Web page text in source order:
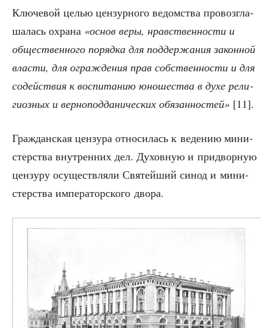
Клю­че­вой целью цен­зур­но­го ведом­ства про­воз­гла­
ша­лась охра­на «основ веры, нрав­ствен­но­сти и
обще­ствен­но­го поряд­ка для под­дер­жа­ния закон­ной
вла­сти, для ограж­де­ния прав соб­ствен­но­сти и для
содей­ствия к вос­пи­та­нию юно­ше­ства в духе рели­
ги­оз­ных и вер­но­под­да­ни­че­ских обя­зан­но­стей» [11].
Граж­дан­ская цен­зу­ра отно­си­лась к веде­нию мини­
стер­ства внут­рен­них дел. Духов­ную и при­двор­ную
цен­зу­ру осу­ществ­ля­ли Свя­тей­ший синод и мини­
стер­ства импе­ра­тор­ско­го двора.